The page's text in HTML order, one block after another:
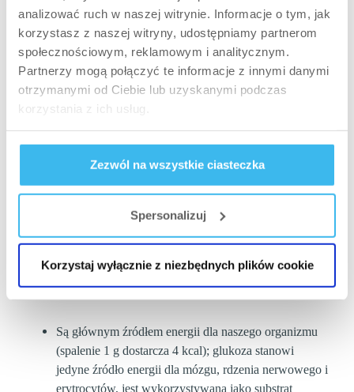
analizować ruch w naszej witrynie. Informacje o tym, jak
korzystasz z naszej witryny, udostępniamy partnerom
społecznościowym, reklamowym i analitycznym.
Partnerzy mogą połączyć te informacje z innymi danymi
otrzymanymi od Ciebie lub uzyskanymi podczas
korzystania z ich usług.
Zezwól na wszystkie ciasteczka
Spersonalizuj
Korzystaj wyłącznie z niezbędnych plików cookie
– zboża bezglutenowe
– komosa ryżowa
– Kasze: jaglana, gryczana, amarantus
– owoce słodkie: banan, figi, daktyle
– melasa buraczana
Rola węglowodanów w organizmie człowieka
Są głównym źródłem energii dla naszego organizmu
(spalenie 1 g dostarcza 4 kcal); glukoza stanowi
jedyne źródło energii dla mózgu, rdzenia nerwowego i
erytrocytów, jest wykorzystywana jako substrat